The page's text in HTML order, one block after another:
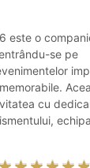
este o
se pe
cu